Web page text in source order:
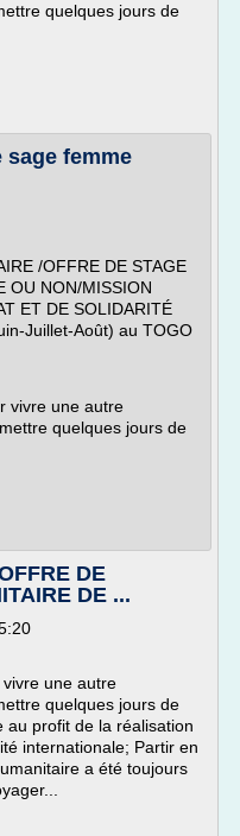
quelques jours de
femme
/OFFRE DE STAGE
OU NON/MISSION
ET DE SOLIDARITÉ
Juillet-Août) au TOGO
vivre une autre
quelques jours de
DE
DE ...
une autre
quelques jours de
au profit de la réalisation
internationale; Partir en
a été toujours